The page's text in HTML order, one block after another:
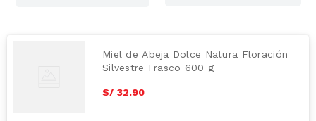
Miel de Abeja Dolce Natura Floración
Silvestre Frasco 600 g
S/ 32.90